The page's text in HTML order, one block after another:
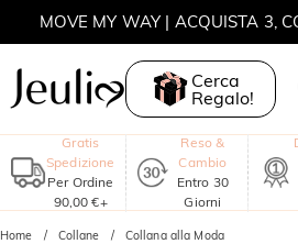
MOVE MY WAY | ACQUISTA 3,
Cerca
Regalo!
Gratis
Spedizione
Per Ordine
90,00 €+
Reso &
Cambio
Entro 30
Giorni
Home Collane Collana alla Moda